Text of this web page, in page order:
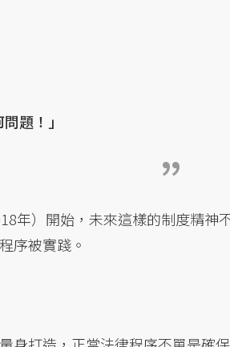
題！」
年）開始，未來這樣的制度精神
序被實踐。